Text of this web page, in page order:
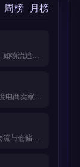
周榜 月榜